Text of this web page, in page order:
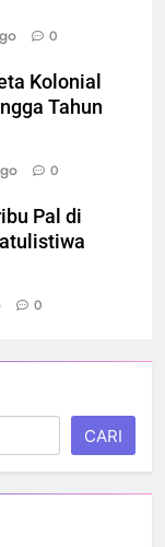
0
Kolonial
Tahun
0
Pal di
0
CARI